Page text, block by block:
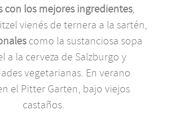
con los mejores ingredientes,
vienés de ternera a la sartén,
como la sustanciosa sopa
a la cerveza de Salzburgo y
vegetarianas. En verano
el Pitter Garten, bajo viejos
castaños.